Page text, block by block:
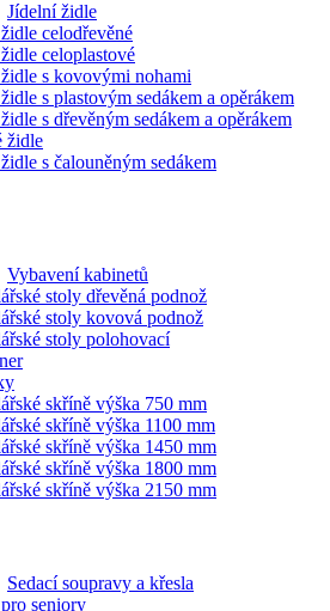
Jídelní židle
celodřevěné
celoplastové
s kovovými nohami
s plastovým sedákem a opěrákem
s dřevěným sedákem a opěrákem
židle
s čalouněným sedákem
Vybavení kabinetů
stoly dřevěná podnož
stoly kovová podnož
stoly polohovací
skříně výška 750 mm
skříně výška 1100 mm
skříně výška 1450 mm
skříně výška 1800 mm
skříně výška 2150 mm
Sedací soupravy a křesla
seniory